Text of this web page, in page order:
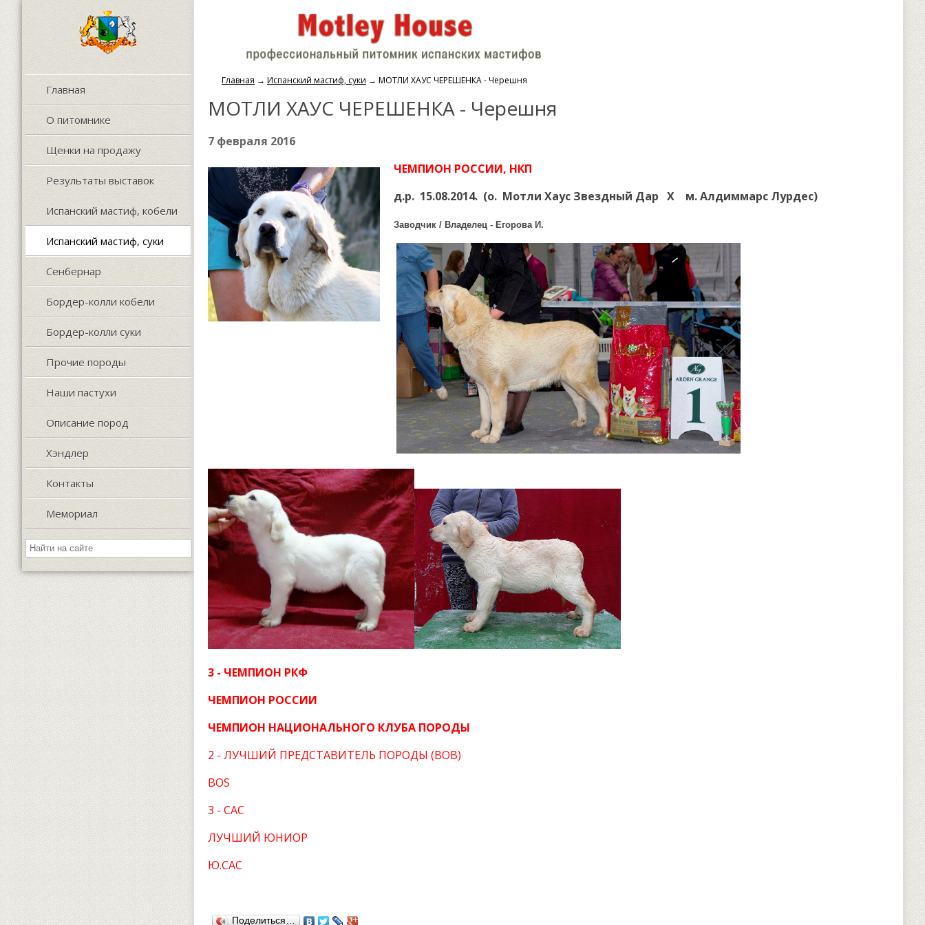
Главная
О питомнике
Щенки на продажу
Результаты выставок
Испанский мастиф, кобели
Испанский мастиф, суки
Сенбернар
Бордер-колли кобели
Бордер-колли суки
Прочие породы
Наши пастухи
Описание пород
Хэндлер
Контакты
Мемориал
Главная → Испанский мастиф, суки → МОТЛИ ХАУС ЧЕРЕШЕНКА - Черешня
МОТЛИ ХАУС ЧЕРЕШЕНКА - Черешня
7 февраля 2016
ЧЕМПИОН РОССИИ, НКП
д.р. 15.08.2014. (о. Мотли Хаус Звездный Дар Х м. Алдиммарс Лурдес)
Заводчик / Владелец - Егорова И.
3 - ЧЕМПИОН РКФ
ЧЕМПИОН РОССИИ
ЧЕМПИОН НАЦИОНАЛЬНОГО КЛУБА ПОРОДЫ
2 - ЛУЧШИЙ ПРЕДСТАВИТЕЛЬ ПОРОДЫ (BOB)
BOS
3 - САС
ЛУЧШИЙ ЮНИОР
Ю.САС
Поделиться…